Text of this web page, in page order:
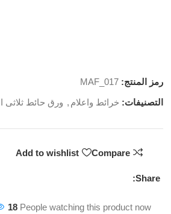
رمز المنتج:MAF_017
التصنيفات: خرائط واعلام , ورق حائط ثلاثى
Compare
Add to wishlist
Share:
18 People watching this product now!